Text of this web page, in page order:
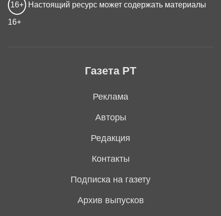
Газета РТ
Реклама
Авторы
Редакция
Контакты
Подписка на газету
Архив выпусков
16+ Настоящий ресурс может содержать материалы
16+